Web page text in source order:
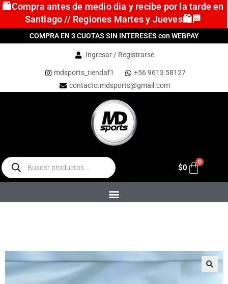
🛍️Compra antes de medio dia y recibe por la tarde en
Santiago // Regiones Martes y Jueves🛍️🏁
COMPRA EN 3 CUOTAS SIN INTERESES con WEBPAY
Ingresar / Registrarse
mdsports_tiendaf1
+56 9613 58127
contacto.mdsports@gmail.com
$0